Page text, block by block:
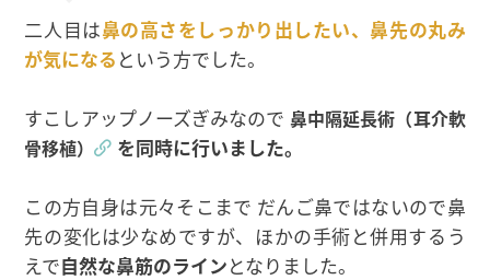
二人目は鼻の高さをしっかり出したい、鼻先の丸み
が気になる という方でした。
すこしアップノーズぎみなので 鼻中隔延長術（耳介軟
骨移植）
を同時に行いました。
この方自身は元々そこまで だんご鼻ではないので鼻
先の変化は少なめですが、ほかの手術と併用するう
えで自然な鼻筋のラインとなりました。